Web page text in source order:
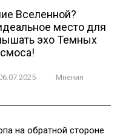
Вселенной?
место для
эхо Темных
Мнения
на обратной стороне